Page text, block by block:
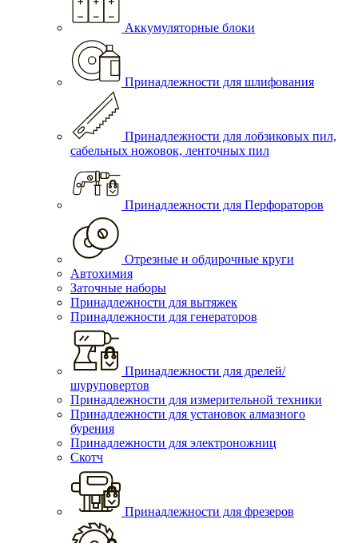
Аккумуляторные блоки
Принадлежности для шлифования
Принадлежности для лобзиковых пил,
сабельных ножовок, ленточных пил
Принадлежности для Перфораторов
Отрезные и обдирочные круги
Автохимия
Заточные наборы
Принадлежности для вытяжек
Принадлежности для генераторов
Принадлежности для дрелей/
шуруповертов
Принадлежности для измерительной техники
Принадлежности для установок алмазного
бурения
Принадлежности для электроножниц
Скотч
Принадлежности для фрезеров